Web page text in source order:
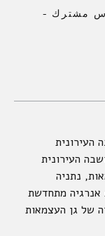
مشترك –
העירונית
העירונית
נתניה
אנרגיה מתחדשת
של גן העצמאות